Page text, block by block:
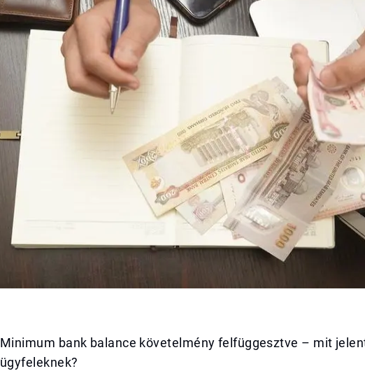
Minimum bank balance követelmény felfüggesztve – mit
ügyfeleknek?